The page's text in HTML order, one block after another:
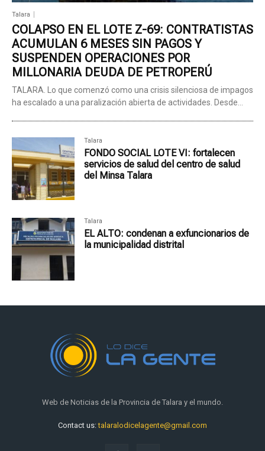
Talara
COLAPSO EN EL LOTE Z-69: CONTRATISTAS
ACUMULAN 6 MESES SIN PAGOS Y
SUSPENDEN OPERACIONES POR
MILLONARIA DEUDA DE PETROPERÚ
TALARA. Lo que comenzó como una crisis silenciosa de impagos
ha escalado a una paralización abierta de actividades. Desde...
Talara
FONDO SOCIAL LOTE VI: fortalecen
servicios de salud del centro de salud
del Minsa Talara
Talara
EL ALTO: condenan a exfuncionarios de
la municipalidad distrital
Web de Noticias de la Provincia de Talara y el mundo.
Contact us:talaralodicelagente@gmail.com